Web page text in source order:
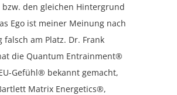
den gleichen Hintergrund
Ego ist meiner Meinung nach
falsch am Platz. Dr. Frank
die Quantum Entrainment®
Gefühl® bekannt gemacht,
Matrix Energetics®,